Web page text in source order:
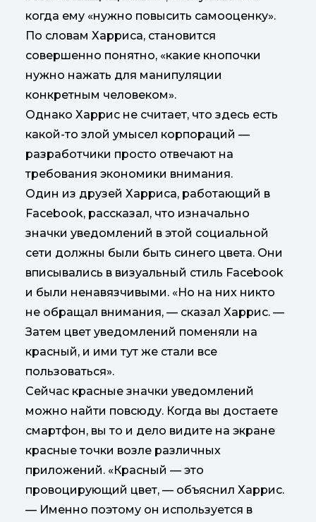
когда ему «нужно повысить самооценку».
По словам Харриса, становится
совершенно понятно, «какие кнопочки
нужно нажать для манипуляции
конкретным человеком».
Однако Харрис не считает, что здесь есть
какой-то злой умысел корпораций —
разработчики просто отвечают на
требования экономики внимания.
Один из друзей Харриса, работающий в
Facebook, рассказал, что изначально
значки уведомлений в этой социальной
сети должны были быть синего цвета. Они
вписывались в визуальный стиль Facebook
и были ненавязчивыми. «Но на них никто
не обращал внимания, — сказал Харрис. —
Затем цвет уведомлений поменяли на
красный, и ими тут же стали все
пользоваться».
Сейчас красные значки уведомлений
можно найти повсюду. Когда вы достаете
смартфон, вы то и дело видите на экране
красные точки возле различных
приложений. «Красный — это
провоцирующий цвет, — объяснил Харрис.
— Именно поэтому он используется в